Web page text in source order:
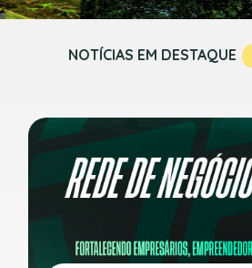
NOTÍCIAS EM DESTAQUE